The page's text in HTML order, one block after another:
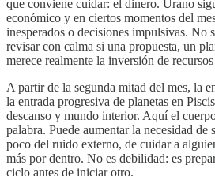
que conviene cuidar: el dinero. Urano
económico y en ciertos momentos del
inesperados o decisiones impulsivas. No
revisar con calma si una propuesta, un
merece realmente la inversión de
A partir de la segunda mitad del mes, la
la entrada progresiva de planetas en
descanso y mundo interior. Aquí el
palabra. Puede aumentar la necesidad de
poco del ruido externo, de cuidar a
más por dentro. No es debilidad: es
ciclo antes de iniciar otro.